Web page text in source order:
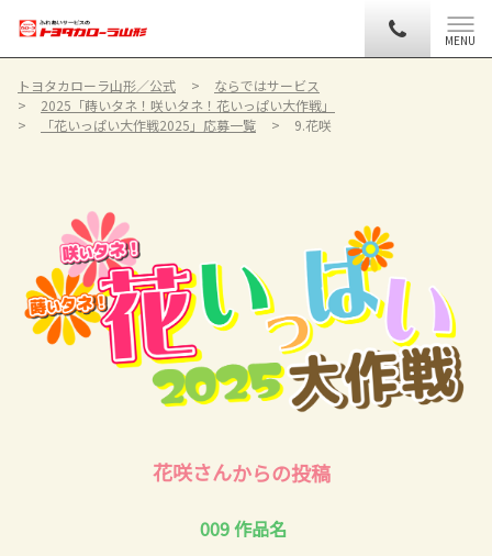
MENU
トヨタカローラ山形／公式
ならではサービス
2025「蒔いタネ！咲いタネ！花いっぱい大作戦」
「花いっぱい大作戦2025」応募一覧
9.花咲
009 作品名
花咲さんからの投稿